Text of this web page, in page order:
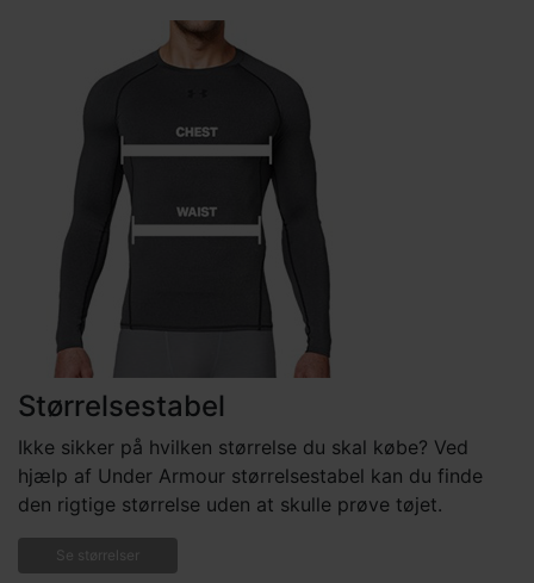
Størrelsestabel
Ikke sikker på hvilken størrelse du skal købe? Ved
hjælp af Under Armour størrelsestabel kan du finde
den rigtige størrelse uden at skulle prøve tøjet.
Se størrelser